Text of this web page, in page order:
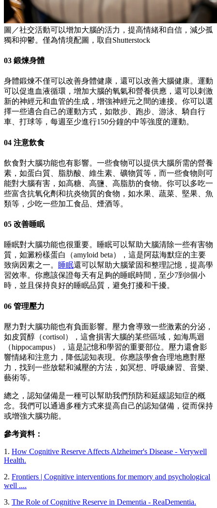
圖／社交活動可以增加大腦的活力，提高情緒和自信，減少孤
獨和抑鬱。僅為情境配圖，取自Shutterstock
03 鍛煉身體
身體鍛煉不僅可以改善身體健康，還可以改善大腦健康。運動
可以促進血液循環，增加大腦的氧氣和營養供應，還可以刺激
新的神經元和血管的生成，增強神經元之間的連接。你可以選
擇一些適合自己的運動方式，如散步、跑步、游泳、騎自行
車、打球等，每週至少進行150分鐘的中等強度的運動。
04 注意飲食
飲食對大腦功能也有影響。一些食物可以提供大腦所需的營養
素，如蛋白質、脂肪酸、維生素、礦物質等，而一些食物則可
能對大腦有害，如高糖、高鹽、高脂肪的食物。你可以多吃一
些富含抗氧化劑和抗炎物質的食物，如水果、蔬菜、堅果、魚
類等，少吃一些加工食品、煙酒等。
05 改善睡眠
睡眠對大腦功能也很重要。睡眠可以幫助大腦清除一些有害物
質，如澱粉樣蛋白（amyloid beta），這是阿茲海默症的主要
致病因素之一。 睡眠還可以幫助大腦鞏固和整理記憶，提高學
習效率。你應該保證每天有足夠的睡眠時間，至少7到8個小
時，並且保持良好的睡眠品質，避免打擾和干擾。
06 管理壓力
壓力對大腦功能也有負面影響。壓力會導致一些激素的分泌，
如皮質醇（cortisol），這會損害大腦的某些區域，如海馬迴
（hippocampus），這是記憶和學習的重要部位。壓力還會影
響情緒和注意力，降低認知表現。你應該學會合理地應對壓
力，找到一些放鬆和減壓的方法，如冥想、呼吸練習、音樂、
藝術等。
總之，認知儲備是一種可以幫助我們預防和延緩認知症的概
念。我們可以通過多種方式來提高自己的認知儲備，從而保持
或增強大腦功能。
參考資料：
1. How Cognitive Reserve Affects Alzheimer's Disease - Verywell
Health.
2. Frontiers | Cognitive interventions for memory and psychological
well ....
3. The Role of Cognitive Reserve in Dementia - ReaDementia.